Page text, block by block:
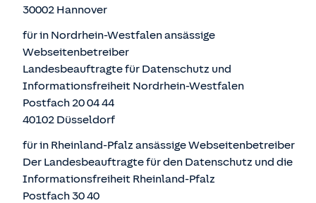
30002 Hannover
für in Nordrhein-Westfalen ansässige
Webseitenbetreiber
Landesbeauftragte für Datenschutz und
Informationsfreiheit Nordrhein-Westfalen
Postfach 20 04 44
40102 Düsseldorf
für in Rheinland-Pfalz ansässige Webseitenbetreiber
Der Landesbeauftragte für den Datenschutz und die
Informationsfreiheit Rheinland-Pfalz
Postfach 30 40